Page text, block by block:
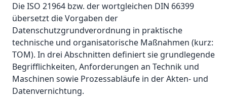
Die ISO 21964 bzw. der wortgleichen DIN 66399
übersetzt die Vorgaben der
Datenschutzgrundverordnung in praktische
technische und organisatorische Maßnahmen (kurz:
TOM). In drei Abschnitten definiert sie grundlegende
Begrifflichkeiten, Anforderungen an Technik und
Maschinen sowie Prozessabläufe in der Akten- und
Datenvernichtung.